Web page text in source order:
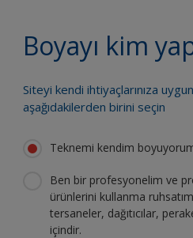
Boyayı kim
Siteyi kendi ihtiyaçlarınıza
aşağıdakilerden birini seçin
Teknemi kendim
Ben bir profesyonelim ve
ürünlerini kullanma
tersaneler, dağıtıcılar,
içindir.
Teknenizin
sağlayacak en
Güvenle boya
olan tüm